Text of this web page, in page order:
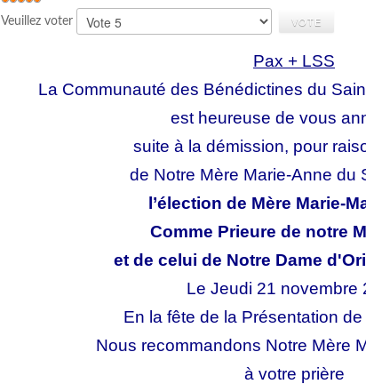
Veuillez voter
Pax + LSS
La Communauté des Bénédictines du
est heureuse de vous
suite à la démission, pour
de Notre Mère Marie-Anne du
l’élection de Mère Marie-
Comme Prieure de notre
et de celui de Notre Dame
Le Jeudi 21 novembre
En la fête de la Présentation
Nous recommandons Notre Mère
à votre prière